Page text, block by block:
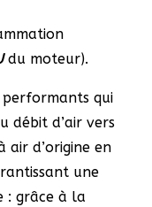
du moteur).
performants qui
débit d’air vers
d’origine en
une
: grâce à la